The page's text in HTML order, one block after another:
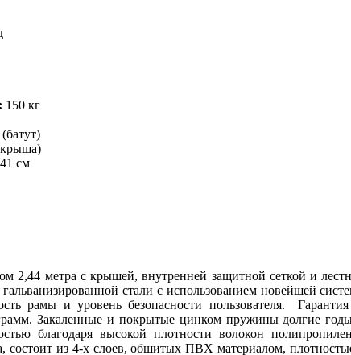
150 кг
см
2,44 метра с крышей, внутренней защитной сеткой и
стали с использованием новейшей
рамы и уровень безопасности пользователя.
Закаленные и покрытые цинком пружины долгие
благодаря высокой плотности волокон
состоит из 4-х слоев, обшитых ПВХ материалом,